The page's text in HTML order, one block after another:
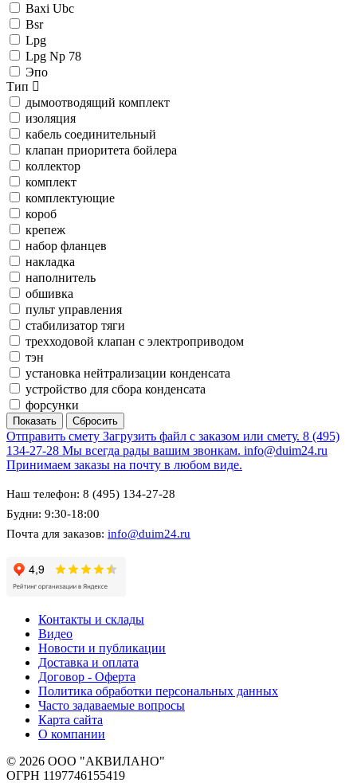
Baxi Ubc
Bsr
Lpg
Lpg Np 78
Эпо
Тип
дымоотводящий комплект
изоляция
кабель соединительный
клапан приоритета бойлера
коллектор
комплект
комплектующие
короб
крепеж
набор фланцев
накладка
наполнитель
обшивка
пульт управления
стабилизатор тяги
трехходовой клапан с электроприводом
тэн
установка нейтрализации конденсата
устройство для сбора конденсата
форсунки
Отправить смету Загрузить файл с заказом или смету. 8 (495)
134-27-28 Мы всегда рады вашим звонкам. info@duim24.ru
Принимаем заказы на почту в любом виде.
Наш телефон: 8 (495) 134-27-28
Будни: 9:30-18:00
Почта для заказов: info@duim24.ru
Контакты и склады
Видео
Новости и публикации
Доставка и оплата
Договор - Оферта
Политика обработки персональных данных
Часто задаваемые вопросы
Карта сайта
О компании
© 2026 ООО "АКВИЛАНО"
ОГРН 1197746155419